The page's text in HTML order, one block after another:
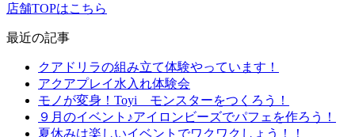
店舗TOPはこちら
最近の記事
クアドリラの組み立て体験やっています！
アクアプレイ水入れ体験会
モノが変身！Toyi モンスターをつくろう！
９月のイベント♪アイロンビーズでパフェを作ろう！
夏休みは楽しいイベントでワクワクしょう！！